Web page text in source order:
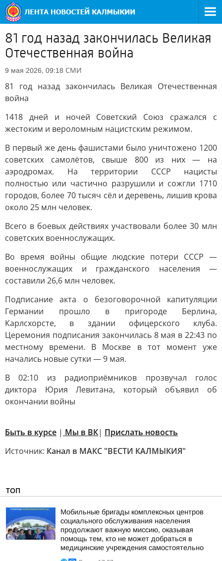
81 год назад закончилась Великая
Отечественная война
9 мая 2026, 09:18 СМИ
81 год назад закончилась Великая Отечественная
война
1418 дней и ночей Советский Союз сражался с
жестоким и вероломным нацистским режимом.
В первый же день фашистами было уничтожено 1200
советских самолётов, свыше 800 из них — на
аэродромах. На территории СССР нацисты
полностью или частично разрушили и сожгли 1710
городов, более 70 тысяч сёл и деревень, лишив крова
около 25 млн человек.
Всего в боевых действиях участвовали более 30 млн
советских военнослужащих.
Во время войны общие людские потери СССР —
военнослужащих и гражданского населения —
составили 26,6 млн человек.
Подписание акта о безоговорочной капитуляции
Германии прошло в пригороде Берлина,
Карлсхорсте, в здании офицерского клуба.
Церемония подписания закончилась 8 мая в 22:43 по
местному времени. В Москве в тот момент уже
начались новые сутки — 9 мая.
В 02:10 из радиоприёмников прозвучал голос
диктора Юрия Левитана, который объявил об
окончании войны
Быть в курсе | Мы в ВК| Прислать новость
Источник: Канал в МАКС "ВЕСТИ КАЛМЫКИЯ"
ТОП
Мобильные бригады комплексных центров
социального обслуживания населения
продолжают важную миссию, оказывая
помощь тем, кто не может добраться в
медицинские учреждения самостоятельно